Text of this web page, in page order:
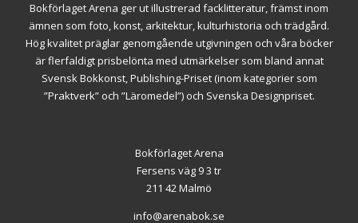
Bokförlaget Arena ger ut illustrerad facklitteratur, främst inom
ämnen som foto, konst, arkitektur, kulturhistoria och trädgård.
Hög kvalitet präglar genomgående utgivningen och våra böcker
är flerfaldigt prisbelönta med utmärkelser som bland annat
Svensk Bokkonst, Publishing-Priset (inom kategorier som
”Praktverk” och ”Läromedel”) och Svenska Designpriset.
Bokförlaget Arena
Fersens väg 9 3 tr
211 42 Malmö
info@arenabok.se